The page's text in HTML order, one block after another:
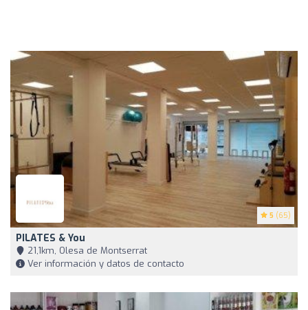
5 (65)
PILATES & You
21,1km, Olesa de Montserrat
Ver información y datos de contacto